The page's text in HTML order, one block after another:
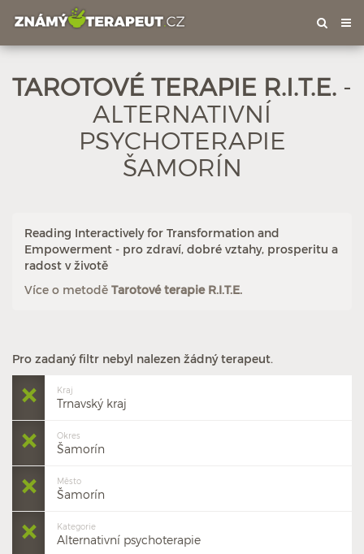
TAROTOVÉ TERAPIE R.I.T.E. -
ALTERNATIVNÍ
PSYCHOTERAPIE
ŠAMORÍN
Reading Interactively for Transformation and
Empowerment - pro zdraví, dobré vztahy, prosperitu a
radost v životě
Více o metodě Tarotové terapie R.I.T.E.
Pro zadaný filtr nebyl nalezen žádný terapeut.
Kraj
Trnavský kraj
Okres
Šamorín
Město
Šamorín
Kategorie
Alternativní psychoterapie